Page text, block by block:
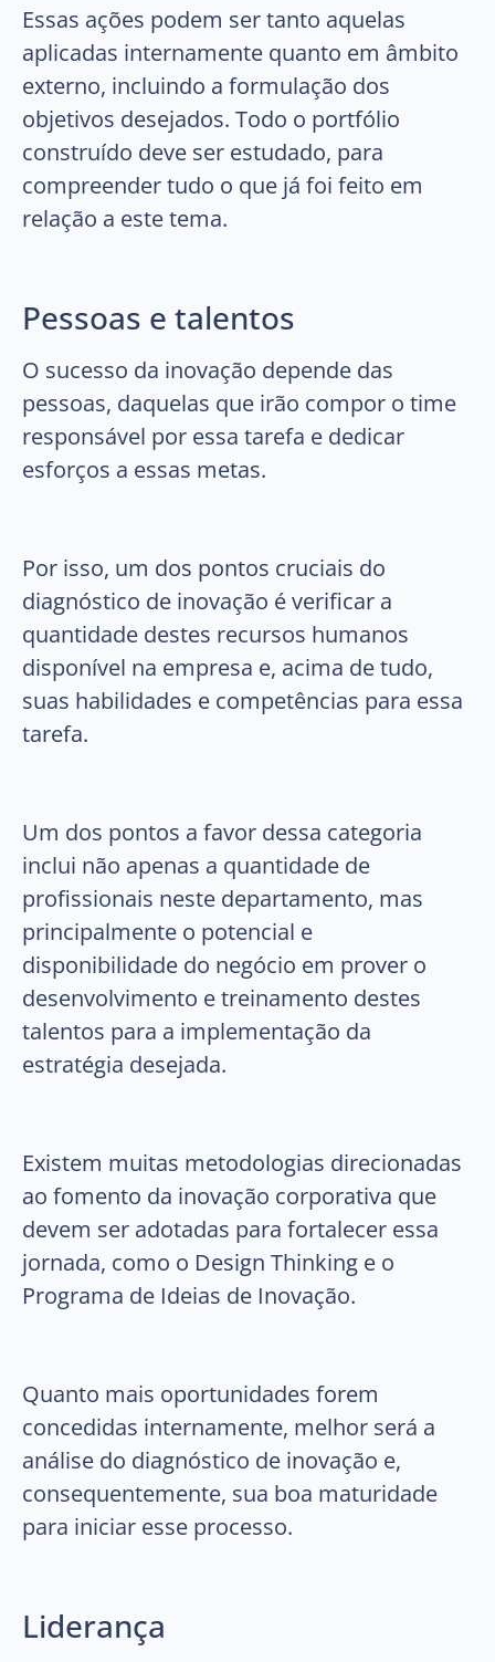
Essas ações podem ser tanto aquelas
aplicadas internamente quanto em âmbito
externo, incluindo a formulação dos
objetivos desejados. Todo o portfólio
construído deve ser estudado, para
compreender tudo o que já foi feito em
relação a este tema.
Pessoas e talentos
O sucesso da inovação depende das
pessoas, daquelas que irão compor o time
responsável por essa tarefa e dedicar
esforços a essas metas.
Por isso, um dos pontos cruciais do
diagnóstico de inovação é verificar a
quantidade destes recursos humanos
disponível na empresa e, acima de tudo,
suas habilidades e competências para essa
tarefa.
Um dos pontos a favor dessa categoria
inclui não apenas a quantidade de
profissionais neste departamento, mas
principalmente o potencial e
disponibilidade do negócio em prover o
desenvolvimento e treinamento destes
talentos para a implementação da
estratégia desejada.
Existem muitas metodologias direcionadas
ao fomento da inovação corporativa que
devem ser adotadas para fortalecer essa
jornada, como o Design Thinking e o
Programa de Ideias de Inovação.
Quanto mais oportunidades forem
concedidas internamente, melhor será a
análise do diagnóstico de inovação e,
consequentemente, sua boa maturidade
para iniciar esse processo.
Liderança